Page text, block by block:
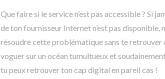
Que faire si le service n’est pas accessible ? Si
de ton fournisseur Internet n’est pas disponible,
résoudre cette problématique sans te
voguer sur un océan tumultueux et
tu peux retrouver ton cap digital en pareil cas !